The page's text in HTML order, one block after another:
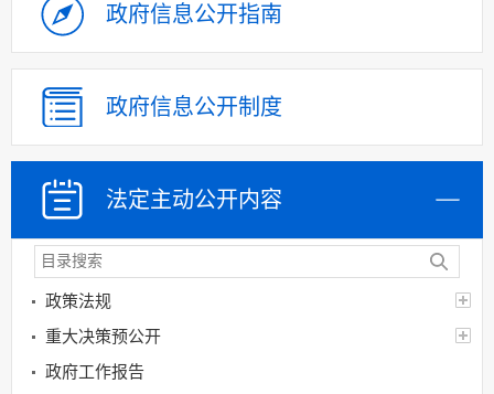
政府信息公开指南
政府信息公开制度
法定主动公开内容
政策法规
重大决策预公开
政府工作报告